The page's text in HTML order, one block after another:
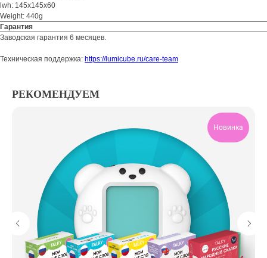
lwh: 145x145x60
Weight: 440g
Гарантия
Заводская гарантия 6 месяцев.
Техническая поддержка: https://lumicube.ru/care-team
РЕКОМЕНДУЕМ
Новинка